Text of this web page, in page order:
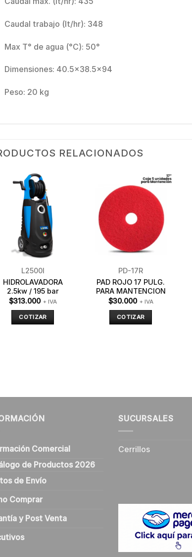
Caudal trabajo (lt/hr): 348
Max T° de agua (°C): 50°
Dimensiones: 40.5×38.5×94
Peso: 20 kg
RELACIONADOS
L2500I
HIDROLAVADORA
2.5kw / 195 bar
$313.000 + IVA
COTIZAR
PD-17R
PAD ROJO 17 PULG.
PARA MANTENCION
$30.000 + IVA
COTIZAR
Comercial
de Productos 2026
de Envío
Comprar
y Post Venta
SUCURSALES
Cerrillos